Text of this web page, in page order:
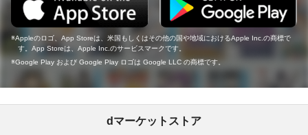
Appleのロゴ、App Storeは、米国もしくはその他の国や地域におけるApple Inc.の商標で
す。App Storeは、Apple Inc.のサービスマークです。
Google Play および Google Play ロゴは Google LLC の商標です。
dマーケットストア